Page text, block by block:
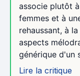
associe plutôt
femmes et à
rehaussant, à
aspects
générique d'un
Lire la critique